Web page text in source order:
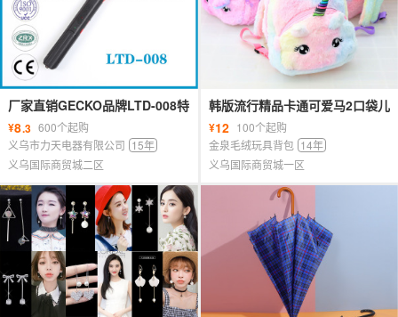
厂家直销GECKO品牌LTD-008特
价中号充电电蚊拍
¥8.3 600个起购
义乌市力天电器有限公司 15年
义乌国际商贸城二区
韩版流行精品卡通可爱马2口袋儿
童3-12岁男童女童收纳小书包背
包
¥12 100个起购
金泉毛绒玩具背包 14年
义乌国际商贸城一区